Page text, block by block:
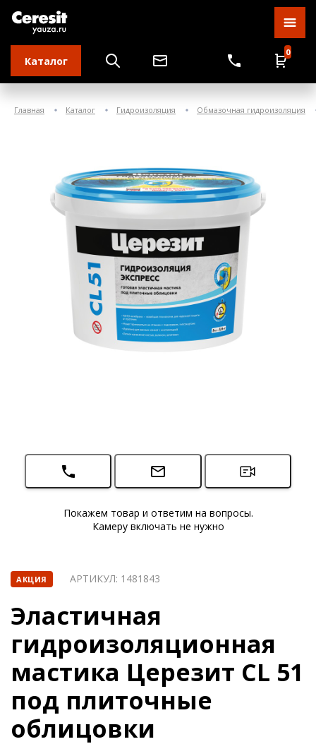
Каталог
0
Главная Каталог Гидроизоляция Обмазочная гидроизоляция
Покажем товар и ответим на вопросы.
Камеру включать не нужно
АКЦИЯ АРТИКУЛ: 1481843
Эластичная
гидроизоляционная
мастика Церезит CL 51
под плиточные
облицовки